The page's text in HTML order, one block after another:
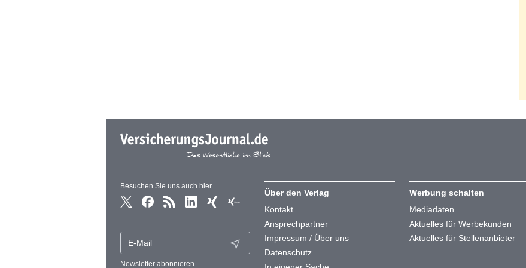
Besuchen Sie uns auch hier
Newsletter abonnieren
Über den Verlag
Kontakt
Ansprechpartner
Impressum / Über uns
Datenschutz
Werbung schalten
Mediadaten
Aktuelles für Werbekunden
Aktuelles für Stellenanbieter